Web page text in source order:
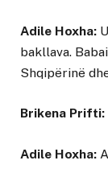
Adile Hoxha:
bakllava.
Shqipërinë
Brikena Prifti:
Adile Hoxha: